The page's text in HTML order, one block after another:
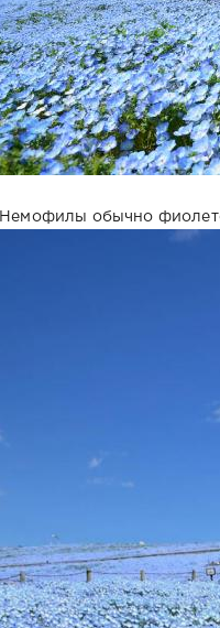
Немофилы обычно